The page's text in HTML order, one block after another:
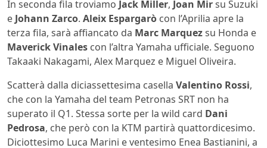
In seconda fila troviamo Jack Miller, Joan Mirsu Suzuki
e Johann Zarco. Aleix Espargarò con l’Aprilia apre la
terza fila, sarà affiancato da Marc Marquezsu Honda e
Maverick Vinales con l’altra Yamaha ufficiale. Seguono
Takaaki Nakagami, Alex Marquez e Miguel Oliveira.
Scatterà dalla diciassettesima casella Valentino Rossi,
che con la Yamaha del team Petronas SRT non ha
superato il Q1. Stessa sorte per la wild card Dani
Pedrosa, che però con la KTM partirà quattordicesimo.
Diciottesimo Luca Marini e ventesimo Enea Bastianini, a